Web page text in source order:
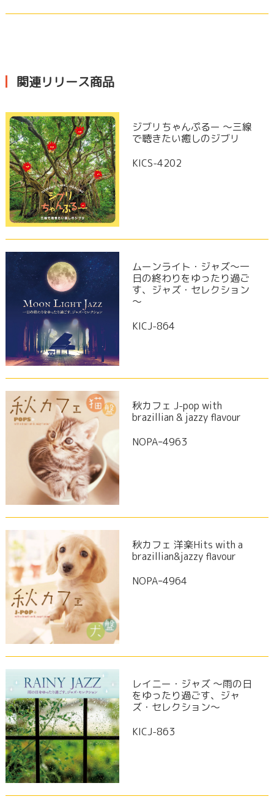
関連リリース商品
ジブリちゃんぷるー ～三線
で聴きたい癒しのジブリ
KICS-4202
ムーンライト・ジャズ～一
日の終わりをゆったり過ご
す、ジャズ・セレクション
～
KICJ-864
秋カフェ J-pop with
brazillian & jazzy flavour
NOPAｰ4963
秋カフェ 洋楽Hits with a
brazillian&jazzy flavour
NOPAｰ4964
レイニー・ジャズ ～雨の日
をゆったり過ごす、ジャ
ズ・セレクション～
KICJ-863